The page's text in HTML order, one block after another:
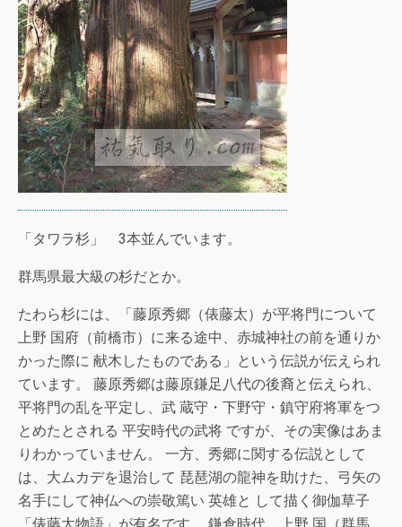
「タワラ杉」 3本並んでいます。
群馬県最大級の杉だとか。
たわら杉には、「藤原秀郷（俵藤太）が平将門について
上野 国府（前橋市）に来る途中、赤城神社の前を通りか
かった際に 献木したものである」という伝説が伝えられ
ています。 藤原秀郷は藤原鎌足八代の後裔と伝えられ、
平将門の乱を平定し、武 蔵守・下野守・鎮守府将軍をつ
とめたとされる 平安時代の武将 ですが、その実像はあま
りわかっていません。 一方、秀郷に関する伝説として
は、大ムカデを退治して 琵琶湖の龍神を助けた、弓矢の
名手にして神仏への崇敬篤い 英雄と して描く御伽草子